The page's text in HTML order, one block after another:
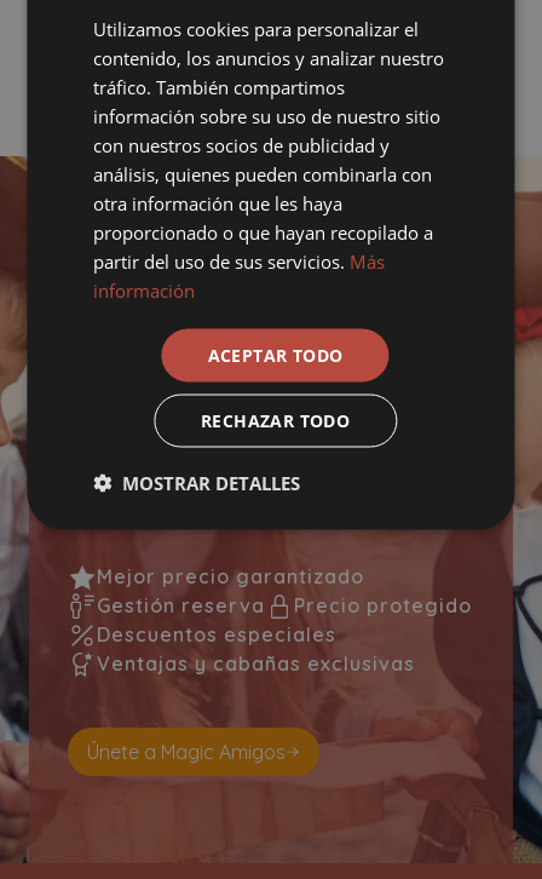
MAGIC AMIGOS
Únete ahora al
Club Magic Amigos
Forma parte de nuestro club, donde más que clientes
serás amigo. Consigue descuentos y servicios
exclusivos que premien tu fidelidad en Magic Costa
Mejor precio garantizado
Gestión reserva
Precio protegido
Descuentos especiales
Ventajas y cabañas exclusivas
Únete a Magic Amigos
Utilizamos cookies para personalizar el
contenido, los anuncios y analizar nuestro
tráfico. También compartimos
información sobre su uso de nuestro sitio
con nuestros socios de publicidad y
análisis, quienes pueden combinarla con
otra información que les haya
proporcionado o que hayan recopilado a
partir del uso de sus servicios. Más
información
ACEPTAR TODO
RECHAZAR TODO
MOSTRAR DETALLES